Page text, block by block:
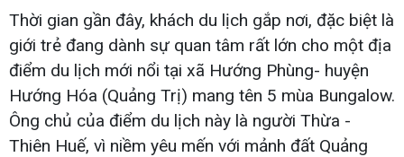
Thời gian gần đây, khách du lịch gắp nơi, đặc biệt là
giới trẻ đang dành sự quan tâm rất lớn cho một địa
điểm du lịch mới nổi tại xã Hướng Phùng- huyện
Hướng Hóa (Quảng Trị) mang tên 5 mùa Bungalow.
Ông chủ của điểm du lịch này là người Thừa -
Thiên Huế, vì niềm yêu mến với mảnh đất Quảng